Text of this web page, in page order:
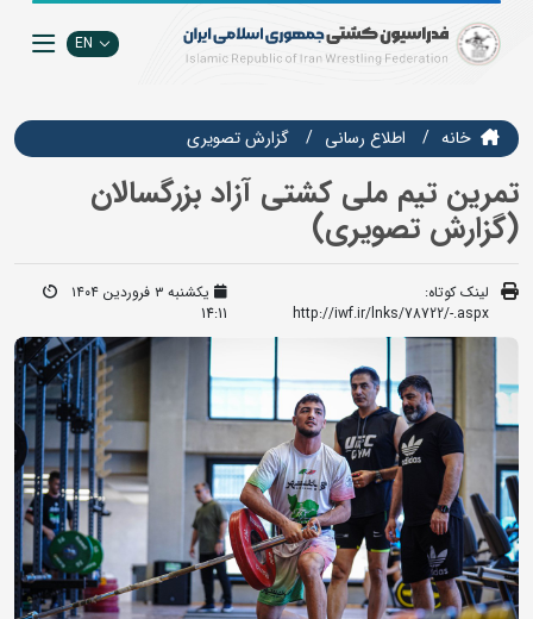
EN
خانه اطلاع رسانی گزارش تصويري
تمرین تیم ملی کشتی آزاد بزرگسالان
(گزارش تصویری)
لینک کوتاه:
http://iwf.ir/lnks/78722/-.aspx
یکشنبه ۳ فروردین ۱۴۰۴
14:11